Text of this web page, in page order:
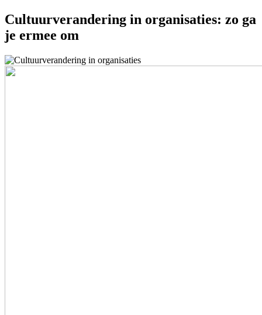
Cultuurverandering in organisaties: zo ga
je ermee om